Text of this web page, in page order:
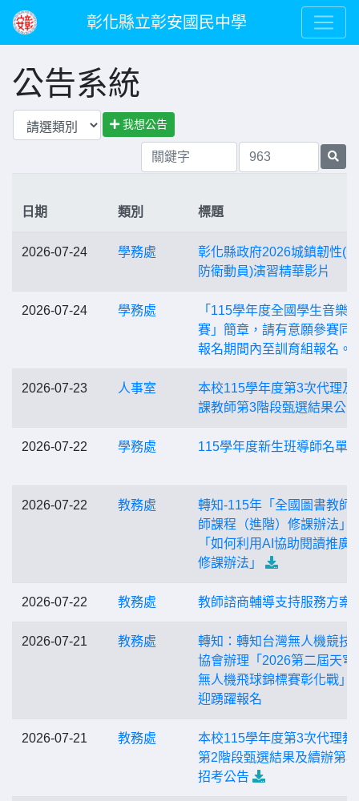
彰化縣立彰安國民中學
公告系統
我想公告
日期 類別 標題
2026-07-24 學務處
彰化縣政府2026城鎮韌性(
防衛動員)演習精華影片
2026-07-24 學務處
「115學年度全國學生音樂
賽」簡章，請有意願參賽同
報名期間內至訓育組報名。
2026-07-23 人事室
本校115學年度第3次代理及
課教師第3階段甄選結果公告
2026-07-22 學務處 115學年度新生班導師名單
2026-07-22 教務處
轉知-115年「全國圖書教師
師課程（進階）修課辦法」
「如何利用AI協助閱讀推廣
修課辦法」
2026-07-22 教務處 教師諮商輔導支持服務方案
2026-07-21 教務處
轉知：轉知台灣無人機競技
協會辦理「2026第二屆天穹
無人機飛球錦標賽彰化戰」
迎踴躍報名
2026-07-21 教務處
本校115學年度第3次代理教
第2階段甄選結果及續辦第3
招考公告